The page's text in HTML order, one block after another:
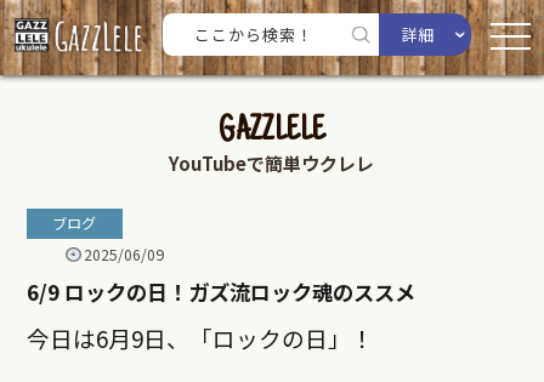
詳細
GAZZLELE
YouTubeで簡単ウクレレ
ブログ
2025/06/09
6/9 ロックの日！ガズ流ロック魂のススメ
今日は6月9日、「ロックの日」！